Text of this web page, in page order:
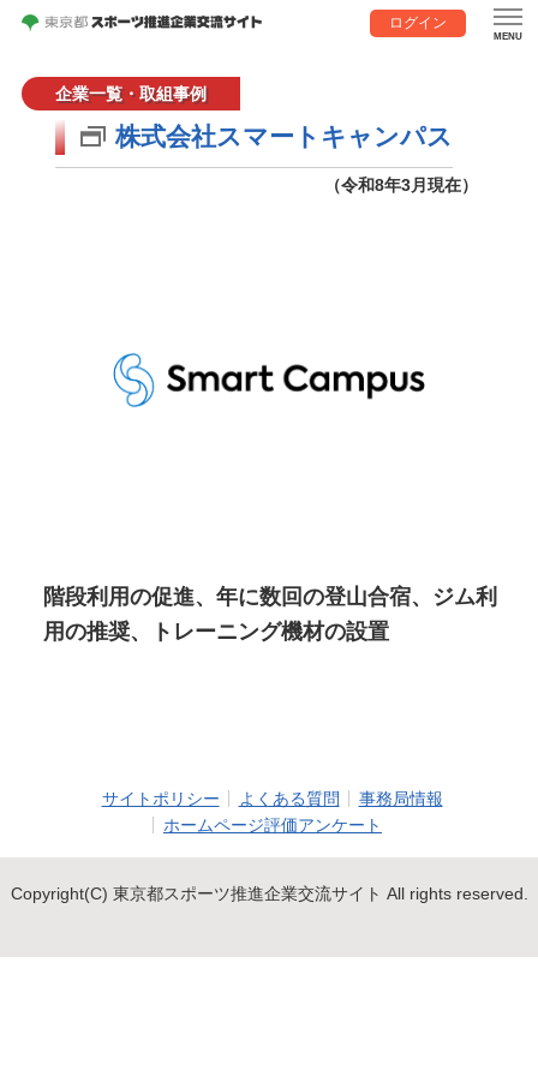
ログイン
企業一覧・取組事例
株式会社スマートキャンパス
（令和8年3月現在）
階段利用の促進、年に数回の登山合宿、ジム利
用の推奨、トレーニング機材の設置
サイトポリシー よくある質問
事務局情報
ホームページ評価アンケート
Copyright(C) 東京都スポーツ推進企業交流サイト All rights reserved.